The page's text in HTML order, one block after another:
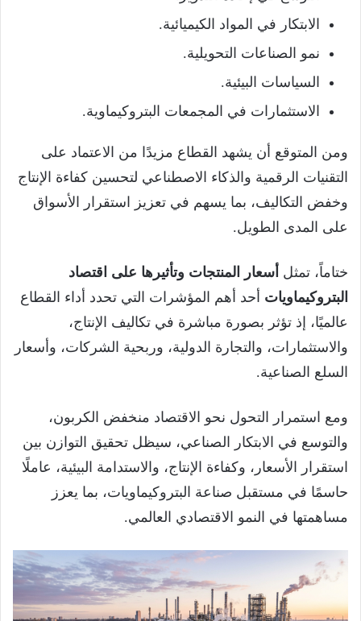
الابتكار في المواد الكيميائية.
نمو الصناعات التحويلية.
السياسات البيئية.
الاستثمارات في المجمعات البتروكيماوية.
ومن المتوقع أن يشهد القطاع مزيدًا من الاعتماد على
التقنيات الرقمية والذكاء الاصطناعي لتحسين كفاءة الإنتاج
وخفض التكاليف، بما يسهم في تعزيز استقرار الأسواق
على المدى الطويل.
ختاماً، تمثل أسعار المنتجات وتأثيرها على اقتصاد
البتروكيماويات أحد أهم المؤشرات التي تحدد أداء القطاع
عالميًا، إذ تؤثر بصورة مباشرة في تكاليف الإنتاج،
والاستثمارات، والتجارة الدولية، وربحية الشركات، وأسعار
السلع الصناعية.
ومع استمرار التحول نحو الاقتصاد منخفض الكربون،
والتوسع في الابتكار الصناعي، سيظل تحقيق التوازن بين
استقرار الأسعار، وكفاءة الإنتاج، والاستدامة البيئية، عاملًا
حاسمًا في مستقبل صناعة البتروكيماويات، بما يعزز
مساهمتها في النمو الاقتصادي العالمي.